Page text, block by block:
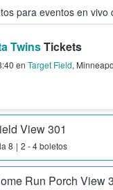
para eventos en vivo
compran y
TwinsTickets
en Target Field,
View 301
8 2 - 4 boletos
Run Porch View